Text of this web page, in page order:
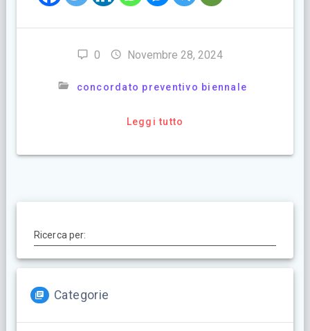
0 Novembre 28, 2024
concordato preventivo biennale
Leggi tutto
Ricerca per:
Categorie